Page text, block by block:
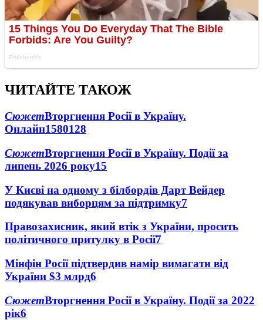
ЧИТАЙТЕ ТАКОЖ
СюжетВторгнення Росії в Україну.
Онлайн1580128
СюжетВторгнення Росії в Україну. Події за
липень 2026 року15
У Києві на одному з білбордів Дарт Вейдер
подякував виборцям за підтримку7
Правозахисник, який втік з України, просить
політичного притулку в Росії7
Мінфін Росії підтвердив намір вимагати від
України $3 млрд6
СюжетВторгнення Росії в Україну. Події за 2022
рік6